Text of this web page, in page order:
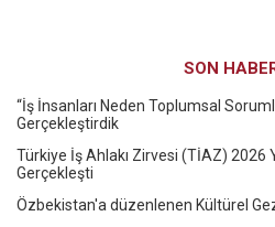
SON
“İş İnsanları Neden Toplumsal
Gerçekleştirdik
Türkiye İş Ahlakı Zirvesi (TİAZ) 2026
Gerçekleşti
Özbekistan'a düzenlenen Kültürel